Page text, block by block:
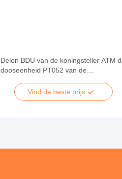
Delen BDU van de koningsteller ATM
dooseenheid PT052 van de
Vind de beste prijs